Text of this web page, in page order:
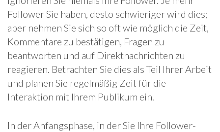
Follower Sie haben, desto schwieriger wird dies;
aber nehmen Sie sich so oft wie möglich die Zeit,
Kommentare zu bestätigen, Fragen zu
beantworten und auf Direktnachrichten zu
reagieren. Betrachten Sie dies als Teil Ihrer Arbeit
und planen Sie regelmäßig Zeit für die
Interaktion mit Ihrem Publikum ein.
In der Anfangsphase, in der Sie Ihre Follower-